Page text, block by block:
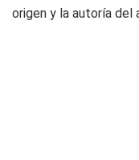
origen y la autoría del